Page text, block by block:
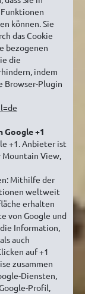
können. Sie
das Cookie
bezogenen
die
indem
Browser-Plugin
Google +1
+1. Anbieter ist
Mountain View,
Mithilfe der
weltweit
erhalten
von Google und
Information,
auch
auf +1
zusammen
Diensten,
Profil,